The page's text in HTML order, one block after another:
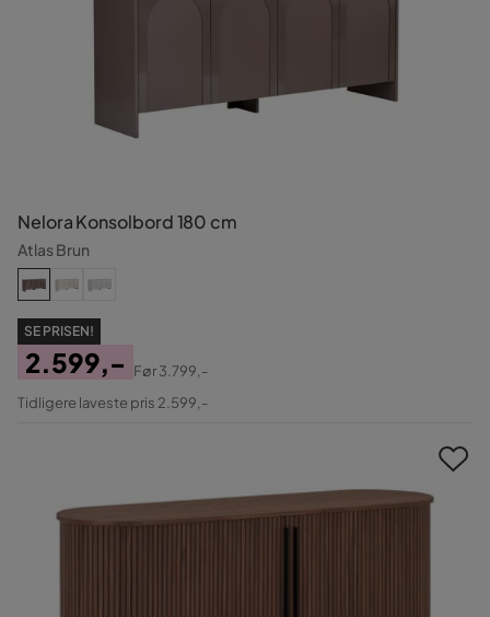
Nelora Konsolbord 180 cm
Atlas Brun
SE PRISEN!
Pris
2.599,-
Original
Før3.799,-
Tidligere laveste pris 2.599,-